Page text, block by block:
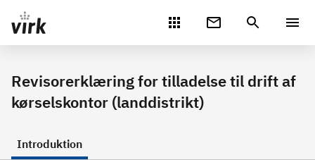
Gå direkte til indhold
Revisorerklæring for tilladelse til drift af
kørselskontor (landdistrikt)
Introduktion